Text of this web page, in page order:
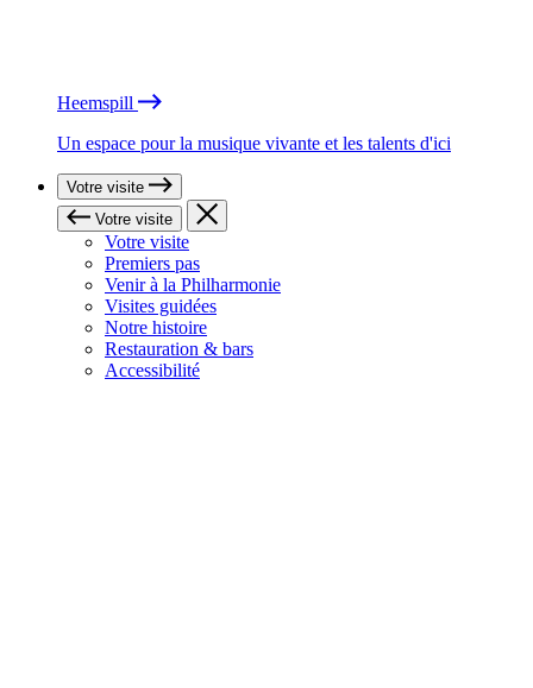
Heemspill
Un espace pour la musique vivante et les talents d'ici
Votre visite
Votre visite
Votre visite
Premiers pas
Venir à la Philharmonie
Visites guidées
Notre histoire
Restauration & bars
Accessibilité